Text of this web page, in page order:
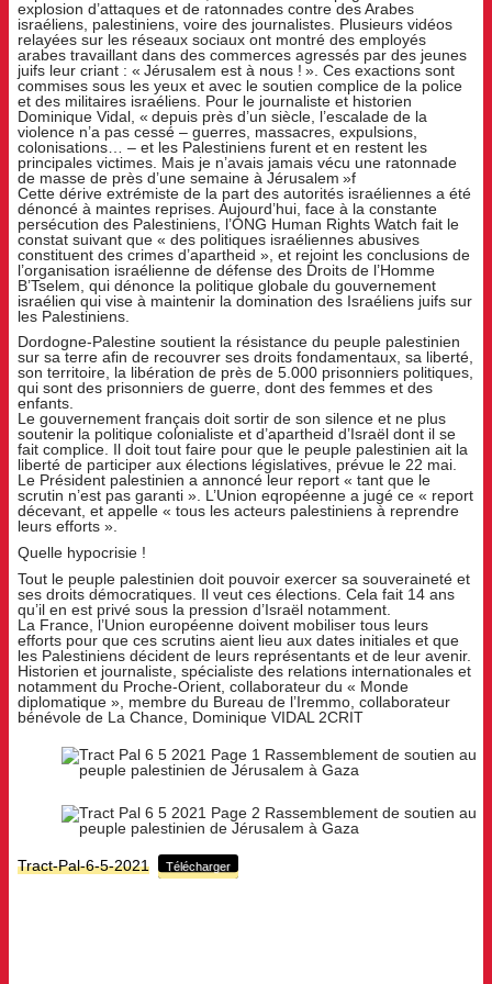
explosion d’attaques et de ratonnades contre des Arabes
israéliens, palestiniens, voire des journalistes. Plusieurs vidéos
relayées sur les réseaux sociaux ont montré des employés
arabes travaillant dans des commerces agressés par des jeunes
juifs leur criant : « Jérusalem est à nous ! ». Ces exactions sont
commises sous les yeux et avec le soutien complice de la police
et des militaires israéliens. Pour le journaliste et historien
Dominique Vidal, « depuis près d’un siècle, l’escalade de la
violence n’a pas cessé – guerres, massacres, expulsions,
colonisations… – et les Palestiniens furent et en restent les
principales victimes. Mais je n’avais jamais vécu une ratonnade
de masse de près d’une semaine à Jérusalem »f
Cette dérive extrémiste de la part des autorités israéliennes a été
dénoncé à maintes reprises. Aujourd’hui, face à la constante
persécution des Palestiniens, l’ONG Human Rights Watch fait le
constat suivant que « des politiques israéliennes abusives
constituent des crimes d’apartheid », et rejoint les conclusions de
l’organisation israélienne de défense des Droits de l’Homme
B’Tselem, qui dénonce la politique globale du gouvernement
israélien qui vise à maintenir la domination des Israéliens juifs sur
les Palestiniens.
Dordogne-Palestine soutient la résistance du peuple palestinien
sur sa terre afin de recouvrer ses droits fondamentaux, sa liberté,
son territoire, la libération de près de 5.000 prisonniers politiques,
qui sont des prisonniers de guerre, dont des femmes et des
enfants.
Le gouvernement français doit sortir de son silence et ne plus
soutenir la politique colonialiste et d’apartheid d’Israël dont il se
fait complice. Il doit tout faire pour que le peuple palestinien ait la
liberté de participer aux élections législatives, prévue le 22 mai.
Le Président palestinien a annoncé leur report « tant que le
scrutin n’est pas garanti ». L’Union eqropéenne a jugé ce « report
décevant, et appelle « tous les acteurs palestiniens à reprendre
leurs efforts ».
Quelle hypocrisie !
Tout le peuple palestinien doit pouvoir exercer sa souveraineté et
ses droits démocratiques. Il veut ces élections. Cela fait 14 ans
qu’il en est privé sous la pression d’Israël notamment.
La France, l’Union européenne doivent mobiliser tous leurs
efforts pour que ces scrutins aient lieu aux dates initiales et que
les Palestiniens décident de leurs représentants et de leur avenir.
Historien et journaliste, spécialiste des relations internationales et
notamment du Proche-Orient, collaborateur du « Monde
diplomatique », membre du Bureau de l’Iremmo, collaborateur
bénévole de La Chance, Dominique VIDAL 2CRIT
Tract-Pal-6-5-2021 Télécharger